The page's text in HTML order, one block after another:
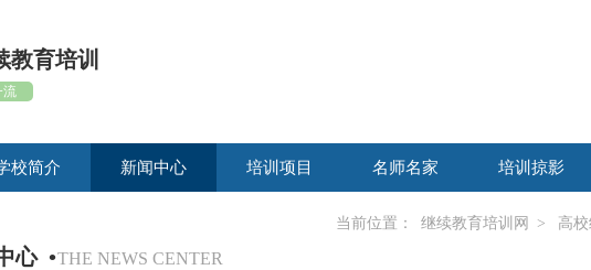
育培训
流
校简介 新闻中心 培训项目 名师名家 培训掠影
当前位置： 继续教育培训网 > 高
心 •THE NEWS CENTER